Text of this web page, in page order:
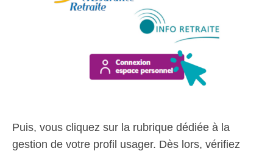
Puis, vous cliquez sur la rubrique dédiée à la
gestion de votre profil usager. Dès lors, vérifiez